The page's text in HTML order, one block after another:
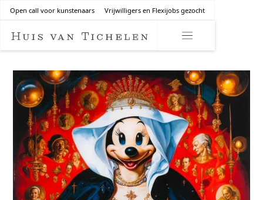
Open call voor kunstenaars Vrijwilligers en Flexijobs gezocht